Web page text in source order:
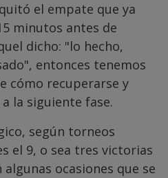
el empate que ya
minutos antes de
dicho: "lo hecho,
entonces tenemos
cómo recuperarse y
la siguiente fase.
según torneos
el 9, o sea tres victorias
ocasiones que se